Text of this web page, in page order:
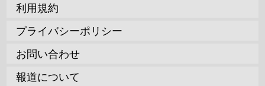
利用規約
プライバシーポリシー
お問い合わせ
報道について